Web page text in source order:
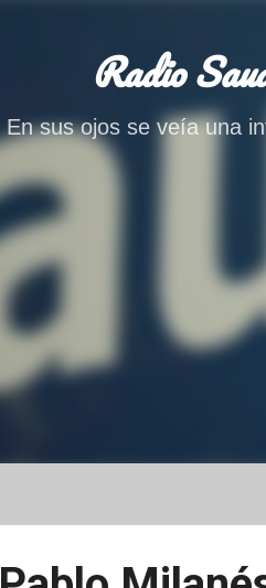
Radio
En sus ojos se veía una